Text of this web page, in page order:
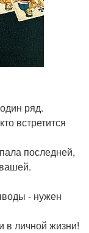
ряд.
встретится
последней,
- нужен
в личной жизни!